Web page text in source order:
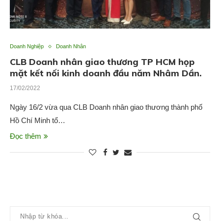
Doanh Nghiệp Doanh Nhân
CLB Doanh nhân giao thương TP HCM họp
mặt kết nối kinh doanh đầu năm Nhâm Dần.
17/02/2022
Ngày 16/2 vừa qua CLB Doanh nhân giao thương thành phố
Hồ Chí Minh tổ…
Đọc thêm